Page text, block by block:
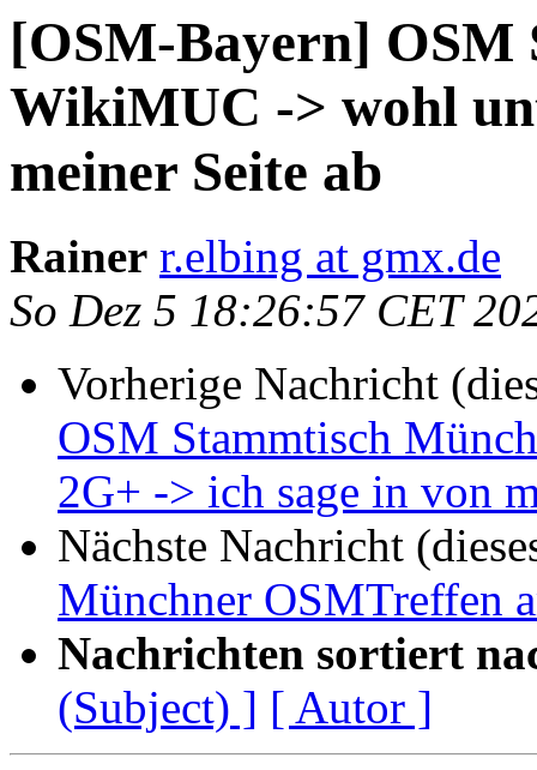
[OSM-Bayern] OSM
WikiMUC -> wohl
meiner Seite ab
Rainer r.elbing at gmx.de
So Dez 5 18:26:57 CET
Vorherige Nachricht
OSM Stammtisch
2G+ -> ich sage in von
Nächste Nachricht
Münchner OSMTreffen
Nachrichten sortiert
(Subject) ] [ Autor ]